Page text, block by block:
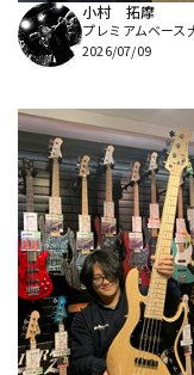
小村 拓摩
プレミアムベース
2026/07/09